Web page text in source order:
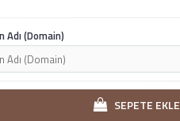
Adı (Domain)
SEPETE EKLE